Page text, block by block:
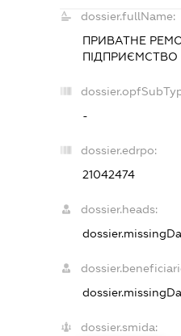
dossier.fullName:
ПРИВАТНЕ
-
dossier.edrpo:
21042474
dossier.heads:
dossier.smida: